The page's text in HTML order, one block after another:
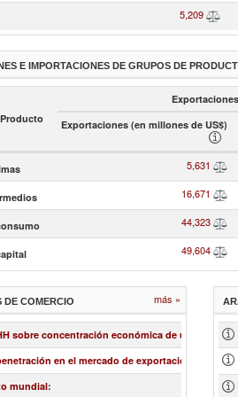
5,209
E IMPORTACIONES DE GRUPOS DE
Exportaciones
Exportaciones (en millones de US$)
5,631
16,671
44,323
49,604
DE COMERCIO más »
sobre concentración económica de un mercado
en el mercado de exportación
mundial: